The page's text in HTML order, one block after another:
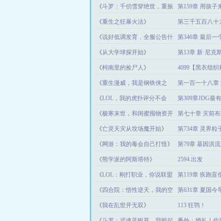
《斗罗：千仞雪穿绝世，重振
武魂殿》
第159章 用孩子
《重生之狂暴火法》 第三千五百八十
《说好低调发育，全服公告什
么鬼？》
第346章 最后一
《从大学球探开始》 第13章 新·尼克
《柯南里的捡尸人 》 4099【黑衣组
《重生漫威，我是钢铁侠之
子？》
第一百一十八章
《LOL，我的虎扑评分不会
低》
第309章JDG最
《极寒末世，和闺蜜囤物资开
补给站 》
第七十章 灾前
《亡灵天灾从坟场魔开始》 第734章 灵界粒
《 网游：我的毒会自己打怪》 第79章 基因洪流
《熊学派的阿斯塔特》 2594.出发
《LOL：刚打职业，你说联盟
凉了 》
第119章 疾跑盲
《 四合院：悟性逆天，我的空
间吞天地！》
第631章 夏国今
《我在乱世开无双》 113 狂鹗！